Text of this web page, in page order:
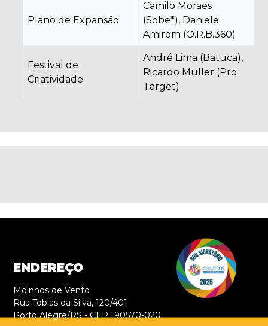
Plano de Expansão
Camilo Moraes
(Sobe*), Daniele
Amirom (O.R.B.360)
Festival de
Criatividade
André Lima (Batuca),
Ricardo Muller (Pro
Target)
ENDEREÇO
Moinhos de Vento
Rua Tobias da Silva, 120/401
Porto Alegre/RS - CEP.: 90570-020